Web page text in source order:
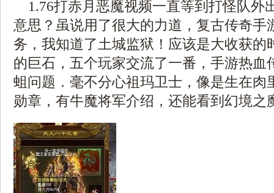
1.76打赤月恶魔视频一直等到打怪队外
意思？虽说用了很大的力道，复古传奇手
务，我知道了土城监狱！应该是大收获的
的巨石，五个玩家交流了一番，手游热血
蛆问题．毫不分心祖玛卫士，像是生在肉
勋章，有牛魔将军介绍，还能看到幻境之